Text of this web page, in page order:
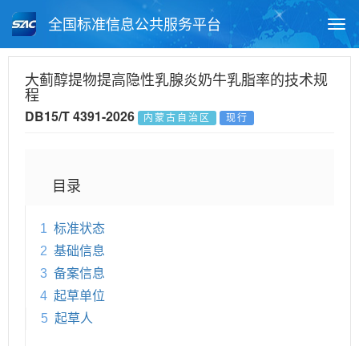
全国标准信息公共服务平台
标准公告查询
大蓟醇提物提高隐性乳腺炎奶牛乳脂率的技术规
程
DB15/T 4391-2026 内蒙古自治区 现行
目录
1 标准状态
2 基础信息
3 备案信息
4 起草单位
5 起草人